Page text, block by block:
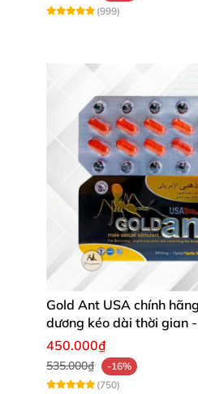
(999)
Gold Ant USA chính
dương kéo dài thời gian
Đen Tây Tạng
450.000₫
535.000₫
-16%
(750)